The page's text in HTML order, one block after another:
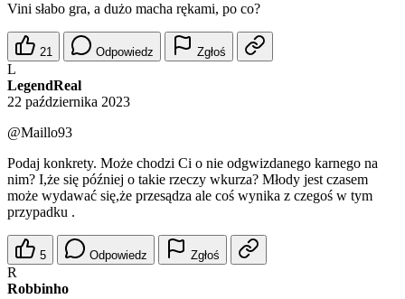
Vini słabo gra, a dużo macha rękami, po co?
21 Odpowiedz Zgłoś
L
LegendReal
22 października 2023
@Maillo93
Podaj konkrety. Może chodzi Ci o nie odgwizdanego karnego na
nim? I,że się później o takie rzeczy wkurza? Młody jest czasem
może wydawać się,że przesądza ale coś wynika z czegoś w tym
przypadku .
5 Odpowiedz Zgłoś
R
Robbinho